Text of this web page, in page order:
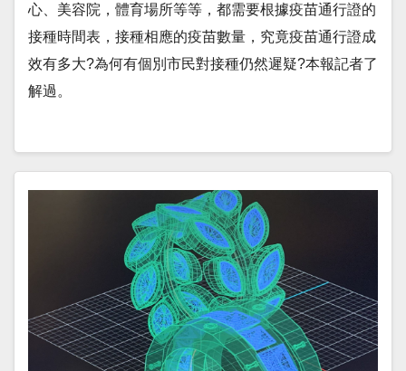
心、美容院，體育場所等等，都需要根據疫苗通行證的
接種時間表，接種相應的疫苗數量，究竟疫苗通行證成
效有多大?為何有個別市民對接種仍然遲疑?本報記者了
解過。